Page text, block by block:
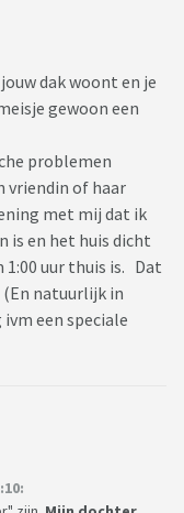
dak woont en je
gewoon een
problemen
vriendin of haar
met mij dat ik
is en het huis dicht
uur thuis is. Dat
(En natuurlijk in
een speciale